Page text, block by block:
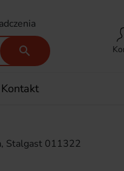

Kontakt
Stalgast 011322